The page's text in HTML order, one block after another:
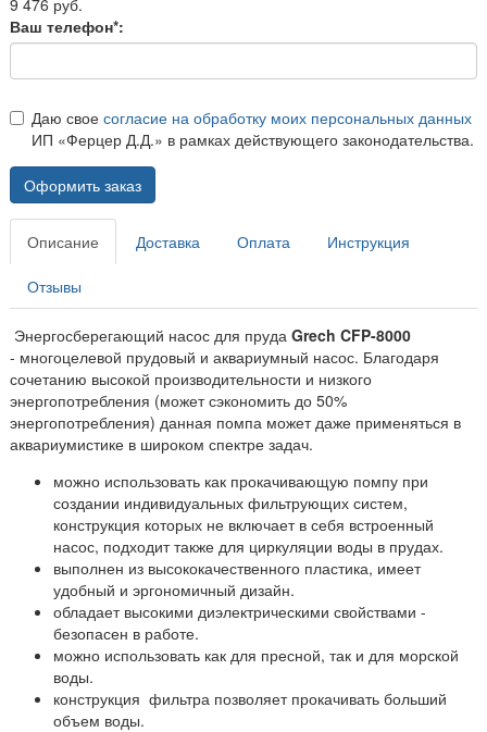
Ваш телефон*:
Даю свое согласие на обработку моих персональных данных
ИП «Ферцер Д.Д.» в рамках действующего законодательства.
Оформить заказ
Описание Доставка Оплата Инструкция
Отзывы
Энергосберегающий насос для пруда Grech CFP-8000
- многоцелевой прудовый и аквариумный насос. Благодаря
сочетанию высокой производительности и низкого
энергопотребления (может сэкономить до 50%
энергопотребления) данная помпа может даже применяться в
аквариумистике в широком спектре задач.
можно использовать как прокачивающую помпу при
создании индивидуальных фильтрующих систем,
конструкция которых не включает в себя встроенный
насос, подходит также для циркуляции воды в прудах.
выполнен из высококачественного пластика, имеет
удобный и эргономичный дизайн.
обладает высокими диэлектрическими свойствами -
безопасен в работе.
можно использовать как для пресной, так и для морской
воды.
конструкция фильтра позволяет прокачивать больший
объем воды.